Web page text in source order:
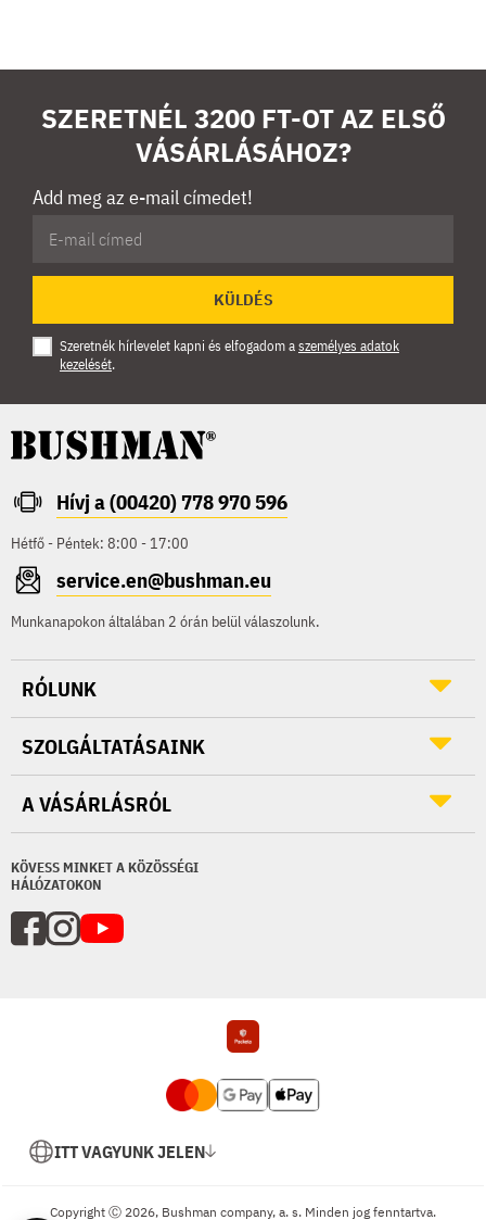
SZERETNÉL 3200 FT-OT AZ ELSŐ
VÁSÁRLÁSÁHOZ?
Add meg az e-mail címedet!
KÜLDÉS
Szeretnék hírlevelet kapni és elfogadom aszemélyes adatok
kezelését.
Hívj a (00420) 778 970 596
Hétfő - Péntek: 8:00 - 17:00
service.en@bushman.eu
Munkanapokon általában 2 órán belül válaszolunk.
KÖVESS MINKET A KÖZÖSSÉGI
HÁLÓZATOKON
RÓLUNK
SZOLGÁLTATÁSAINK
A VÁSÁRLÁSRÓL
ITT VAGYUNK JELEN
Copyright Ⓒ 2026, Bushman company, a. s. Minden jog fenntartva.